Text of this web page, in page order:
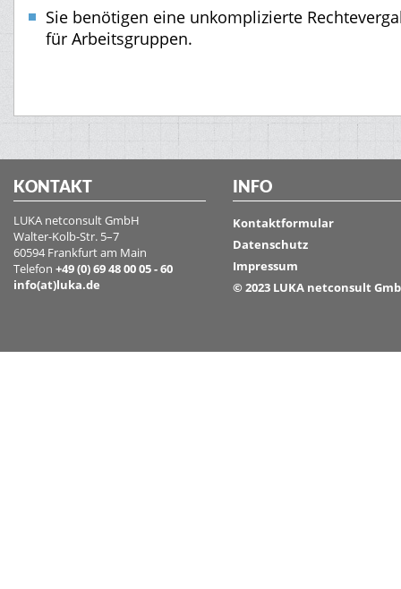
Sie benötigen eine unkomplizierte
für Arbeitsgruppen.
KONTAKT
LUKA netconsult GmbH
Walter-Kolb-Str. 5–7
60594 Frankfurt am Main
Telefon +49 (0) 69 48 00 05 - 60
info(at)luka.de
INFO
Kontaktformular
Datenschutz
Impressum
© 2023 LUKA netconsult